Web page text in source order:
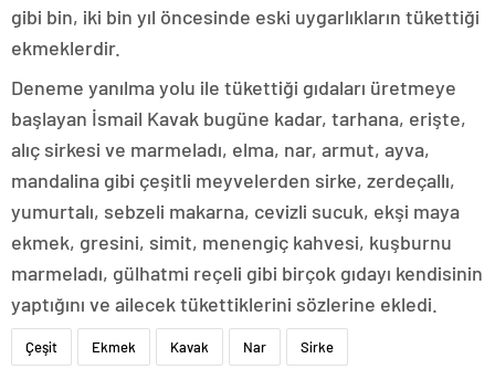
gibi bin, iki bin yıl öncesinde eski uygarlıkların tükettiği
ekmeklerdir.
Deneme yanılma yolu ile tükettiği gıdaları üretmeye
başlayan İsmail Kavak bugüne kadar, tarhana, erişte,
alıç sirkesi ve marmeladı, elma, nar, armut, ayva,
mandalina gibi çeşitli meyvelerden sirke, zerdeçallı,
yumurtalı, sebzeli makarna, cevizli sucuk, ekşi maya
ekmek, gresini, simit, menengiç kahvesi, kuşburnu
marmeladı, gülhatmi reçeli gibi birçok gıdayı kendisinin
yaptığını ve ailecek tükettiklerini sözlerine ekledi.
Çeşit Ekmek Kavak Nar Sirke